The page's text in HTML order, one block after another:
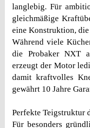
langlebig. Für
gleichmäßige
eine Konstruktion,
Während viele
die Probaker NXT
erzeugt der Motor
damit kraftvolles
gewährt 10 Jahre
Perfekte Teigstruktur
Für besonders